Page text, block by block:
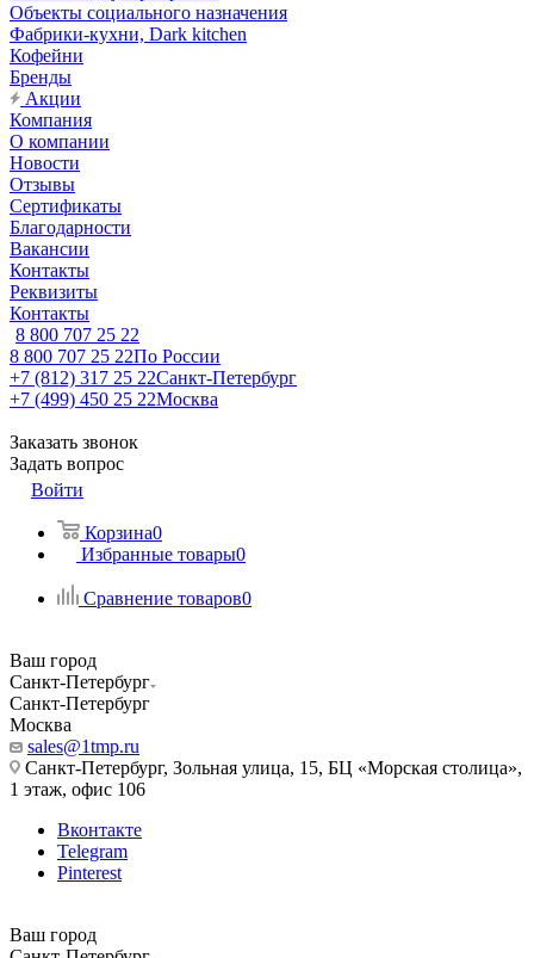
Объекты социального назначения
Фабрики-кухни, Dark kitchen
Кофейни
Бренды
Акции
Компания
О компании
Новости
Отзывы
Сертификаты
Благодарности
Вакансии
Контакты
Реквизиты
Контакты
8 800 707 25 22
8 800 707 25 22По России
+7 (812) 317 25 22Санкт-Петербург
+7 (499) 450 25 22Москва
Заказать звонок
Задать вопрос
Войти
Корзина0
Избранные товары0
Сравнение товаров0
Ваш город
Санкт-Петербург
Санкт-Петербург
Москва
sales@1tmp.ru
Санкт-Петербург, Зольная улица, 15, БЦ «Морская столица»,
1 этаж, офис 106
Вконтакте
Telegram
Pinterest
Ваш город